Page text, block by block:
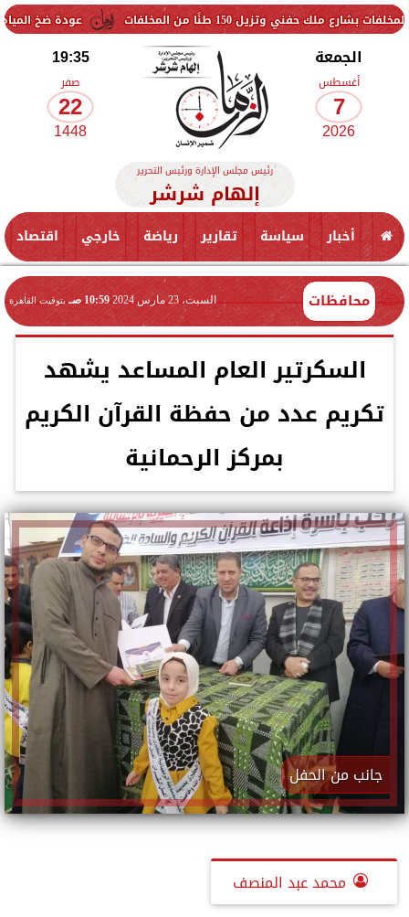
عودة ضخ المياه تدريجيًا لمناطق 150 طنًا من المخلفات
الجمعة
أغسطس
7
2026
19:35
صفر
22
1448
رئيس مجلس الإدارة ورئيس التحرير
إلهام شرشر
أخبار سياسة تقارير رياضة خارجي اقتصاد
محافظات السبت، 23 مارس 2024 10:59 صـ بتوقيت القاهرة
السكرتير العام المساعد يشهد
تكريم عدد من حفظة القرآن الكريم
بمركز الرحمانية
جانب من الحفل
محمد عبد المنصف